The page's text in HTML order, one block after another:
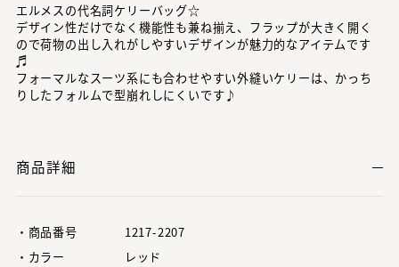
エルメスの代名詞ケリーバッグ☆
デザイン性だけでなく機能性も兼ね揃え、フラップが大きく開く
ので荷物の出し入れがしやすいデザインが魅力的なアイテムです
♬
フォーマルなスーツ系にも合わせやすい外縫いケリーは、かっち
りしたフォルムで型崩れしにくいです♪
商品詳細
・商品番号
1217-2207
・カラー
レッド